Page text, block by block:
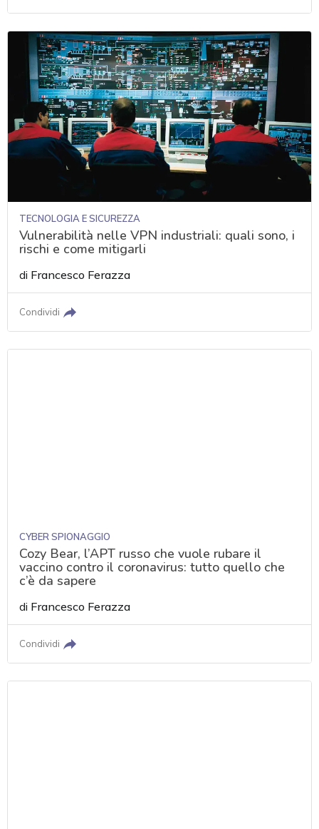
TECNOLOGIA E SICUREZZA
Vulnerabilità nelle VPN industriali: quali sono, i
rischi e come mitigarli
di Francesco Ferazza
Condividi
CYBER SPIONAGGIO
Cozy Bear, l’APT russo che vuole rubare il
vaccino contro il coronavirus: tutto quello che
c’è da sapere
di Francesco Ferazza
Condividi